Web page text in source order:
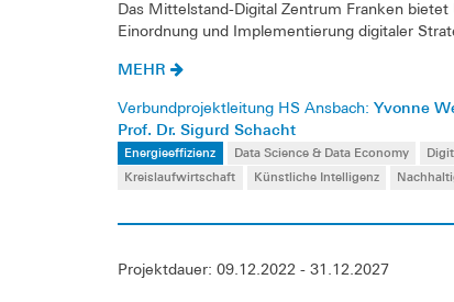
Das Mittelstand-Digital Zentrum Franken
Einordnung und Implementierung digitaler
MEHR
Verbundprojektleitung HS Ansbach: Yvonne
Prof. Dr. Sigurd Schacht
Energieeffizienz Data Science & Data Economy
Kreislaufwirtschaft
Künstliche Intelligenz
Projektdauer: 09.12.2022 - 31.12.2027